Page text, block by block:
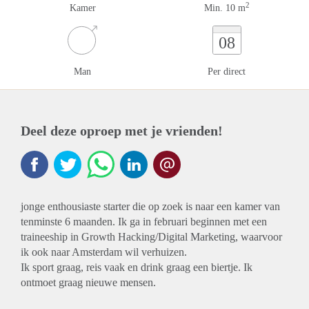
Kamer Min. 10 m2
Man
08
Per direct
Deel deze oproep met je vrienden!
jonge enthousiaste starter die op zoek is naar een kamer van
tenminste 6 maanden. Ik ga in februari beginnen met een
traineeship in Growth Hacking/Digital Marketing, waarvoor
ik ook naar Amsterdam wil verhuizen.
Ik sport graag, reis vaak en drink graag een biertje. Ik
ontmoet graag nieuwe mensen.